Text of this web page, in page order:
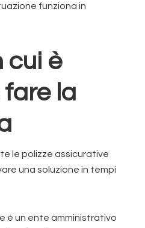
funziona in
cui è
fare la
le polizze assicurative
una soluzione in tempi
è un ente amministrativo